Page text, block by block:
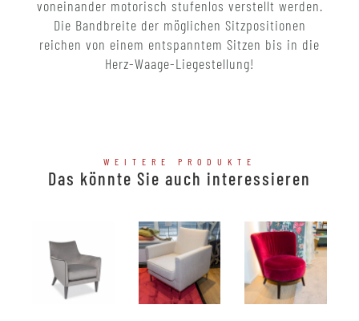
voneinander motorisch stufenlos verstellt werden.
Die Bandbreite der möglichen Sitzpositionen
reichen von einem entspanntem Sitzen bis in die
Herz-Waage-Liegestellung!
WEITERE PRODUKTE
Das könnte Sie auch interessieren